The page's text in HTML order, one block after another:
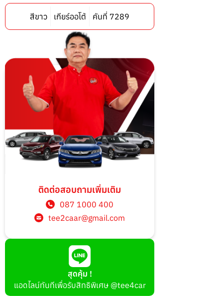
สีขาว เกียร์ออโต้ คันที่ 7289
ติดต่อสอบถามเพิ่มเติม
087 1000 400
tee2caar@gmail.com
สุดคุ้ม !
แอดไลน์ทันทีเพื่อรับสิทธิพิเศษ @tee4car